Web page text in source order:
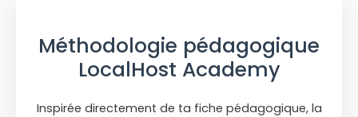
Méthodologie pédagogique
LocalHost Academy
Inspirée directement de ta fiche pédagogique, la